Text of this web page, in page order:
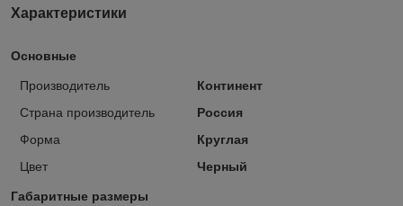
Характеристики
Основные
Производитель
Континент
Страна производитель
Россия
Форма
Круглая
Цвет
Черный
Габаритные размеры